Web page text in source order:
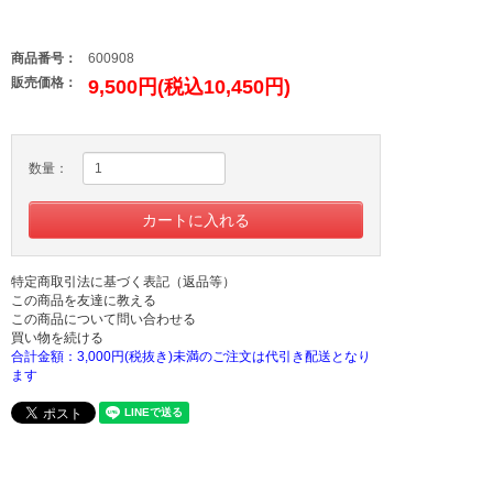
商品番号：
600908
販売価格：
9,500円(税込10,450円)
数量：
特定商取引法に基づく表記（返品等）
この商品を友達に教える
この商品について問い合わせる
買い物を続ける
合計金額：3,000円(税抜き)未満のご注文は代引き配送となり
ます